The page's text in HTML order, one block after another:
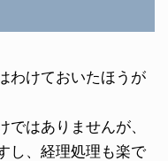
わけておいたほうが
はありませんが、
し、経理処理も楽で